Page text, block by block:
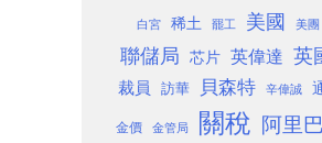
白宮 稀土 罷工 美國 美團
聯儲局 芯片 英偉達 英
裁員 訪華 貝森特 辛偉誠
金價 金管局 關稅 阿里